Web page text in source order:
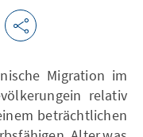
Migration im
relativ
beträchtlichen